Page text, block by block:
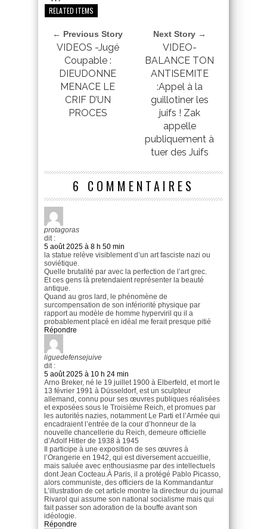
RELATED ITEMS
← Previous Story
VIDEOS -Jugé
Coupable :
DIEUDONNE
MENACE LE
CRIF D’UN
PROCES
Next Story →
VIDEO-
BALANCE TON
ANTISEMITE
:Appel à la
guillotiner les
juifs ! Zak
appelle
publiquement à
tuer des Juifs
6 COMMENTAIRES
protagoras
dit :
5 août 2025 à 8 h 50 min
la statue relève visiblement d’un art fasciste nazi ou
soviétique.
Quelle brutalité par avec la perfection de l’art grec.
Et ces gens là pretendaient représenter la beauté
antique.
Quand au gros lard, le phénomène de
surcompensation de son infériorité physique par
rapport au modèle de homme hyperviril qu il a
probablement placé en idéal me ferait presque pitié
Répondre
liguedefensejuive
dit :
5 août 2025 à 10 h 24 min
Arno Breker, né le 19 juillet 1900 à Elberfeld, et mort le
13 février 1991 à Düsseldorf, est un sculpteur
allemand, connu pour ses œuvres publiques réalisées
et exposées sous le Troisième Reich, et promues par
les autorités nazies, notamment Le Parti et l’Armée qui
encadraient l’entrée de la cour d’honneur de la
nouvelle chancellerie du Reich, demeure officielle
d’Adolf Hitler de 1938 à 1945
Il participe à une exposition de ses œuvres à
l’Orangerie en 1942, qui est diversement accueillie,
mais saluée avec enthousiasme par des intellectuels
dont Jean Cocteau.À Paris, il a protégé Pablo Picasso,
alors communiste, des officiers de la Kommandantur
L’illustration de cet article montre la directeur du journal
Rivarol qui assume son national socialisme mais qui
fait passer son adoration de la bouffe avant son
idéologie.
Répondre